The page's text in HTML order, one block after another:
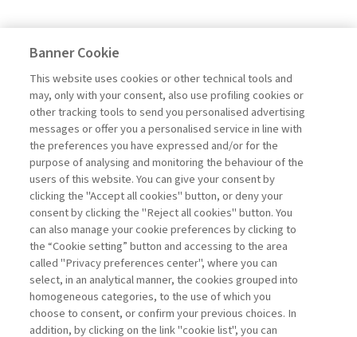
Banner Cookie
This website uses cookies or other technical tools and
may, only with your consent, also use profiling cookies or
other tracking tools to send you personalised advertising
messages or offer you a personalised service in line with
the preferences you have expressed and/or for the
purpose of analysing and monitoring the behaviour of the
users of this website. You can give your consent by
clicking the "Accept all cookies" button, or deny your
consent by clicking the "Reject all cookies" button. You
can also manage your cookie preferences by clicking to
the “Cookie setting” button and accessing to the area
called "Privacy preferences center", where you can
select, in an analytical manner, the cookies grouped into
homogeneous categories, to the use of which you
choose to consent, or confirm your previous choices. In
addition, by clicking on the link "cookie list", you can